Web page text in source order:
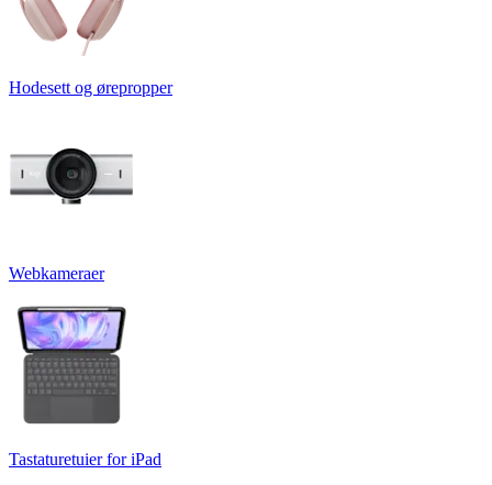
Hodesett og ørepropper
Webkameraer
Tastaturetuier for iPad